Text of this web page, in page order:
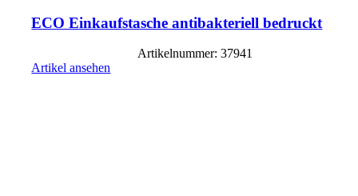
ECO Einkaufstasche antibakteriell bedruckt
Artikelnummer: 37941
Artikel ansehen